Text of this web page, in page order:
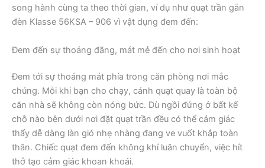
song hành cùng ta theo thời gian, ví dụ như quạt trần gắn
đèn Klasse 56KSA – 906 vì vật dụng đem đến:
Đem đến sự thoáng đãng, mát mẻ đến cho nơi sinh hoạt
Đem tới sự thoáng mát phía trong căn phòng nơi mắc
chúng. Mỗi khi bạn cho chạy, cánh quạt quay là toàn bộ
căn nhà sẽ không còn nóng bức. Dù ngồi đứng ở bất kể
chỗ nào bên dưới nơi đặt quạt trần đều có thể cảm giác
thấy dễ dàng làn gió nhẹ nhàng đang ve vuốt khắp toàn
thân. Chiếc quạt đem đến không khí luân chuyển, việc hít
thở tạo cảm giác khoan khoái.